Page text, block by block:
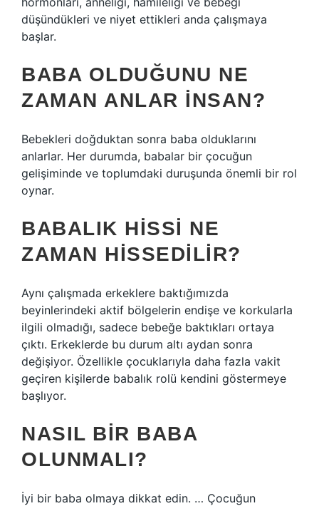
düşündükleri ve niyet ettikleri anda çalışmaya
başlar.
BABA OLDUĞUNU NE
ZAMAN ANLAR INSAN?
Bebekleri doğduktan sonra baba olduklarını
anlarlar. Her durumda, babalar bir çocuğun
gelişiminde ve toplumdaki duruşunda önemli bir rol
oynar.
BABALIK HISSI NE
ZAMAN HISSEDILIR?
Aynı çalışmada erkeklere baktığımızda
beyinlerindeki aktif bölgelerin endişe ve korkularla
ilgili olmadığı, sadece bebeğe baktıkları ortaya
çıktı. Erkeklerde bu durum altı aydan sonra
değişiyor. Özellikle çocuklarıyla daha fazla vakit
geçiren kişilerde babalık rolü kendini göstermeye
başlıyor.
NASIL BIR BABA
OLUNMALI?
İyi bir baba olmaya dikkat edin. … Çocuğun